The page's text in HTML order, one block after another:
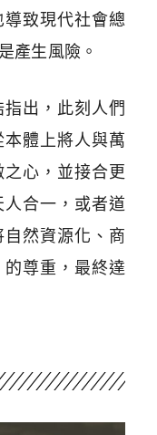
致現代社會總
產生風險。
出，此刻人們
體上將人與萬
心，並接合更
合一，或者道
然資源化、商
尊重，最終達